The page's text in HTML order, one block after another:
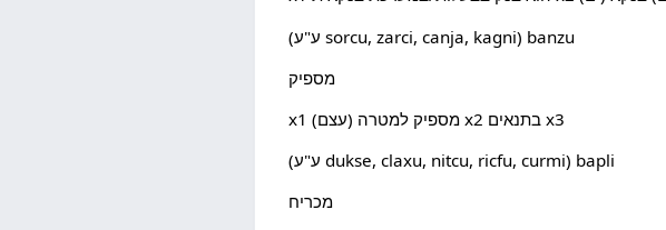
(ע"ע sorcu, zarci, canja, kagni) banzu
מספיק
x1 (עצם) מספיק למטרה x2 בתנאים x3
(ע"ע dukse, claxu, nitcu, ricfu, curmi) bapli
מכריח